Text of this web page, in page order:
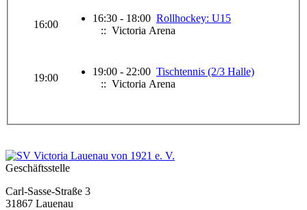
16:00
16:30 - 18:00 Rollhockey: U15
:: Victoria Arena
19:00
19:00 - 22:00 Tischtennis (2/3 Halle)
:: Victoria Arena
Geschäftsstelle
Carl-Sasse-Straße 3
31867 Lauenau